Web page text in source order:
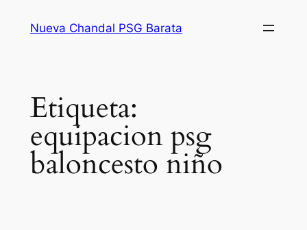
Nueva Chandal PSG Barata
Etiqueta:
equipacion psg
baloncesto niño